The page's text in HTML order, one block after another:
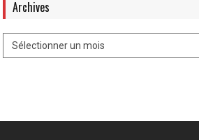
Archives